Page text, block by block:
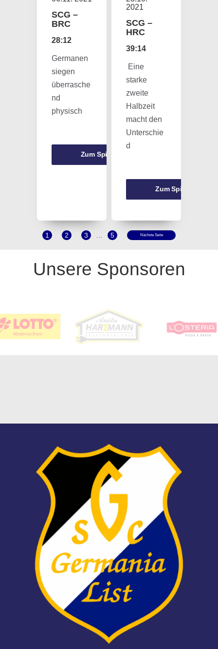
SCG –
BRC
28:12
Germanen
siegen
überrasche
nd
physisch
Zum Spiel
2021
SCG –
HRC
39:14
Eine
starke
zweite
Halbzeit
macht den
Unterschie
d
Zum Spiel
1 2 3 5 Nächste Seite
Unsere Sponsoren